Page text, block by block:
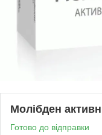
Молібден
Готово до відправки